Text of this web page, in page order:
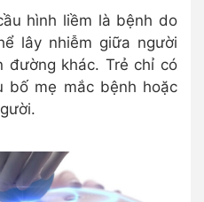
hình liềm là bệnh do
lây nhiễm giữa người
đường khác. Trẻ chỉ có
bố mẹ mắc bệnh hoặc